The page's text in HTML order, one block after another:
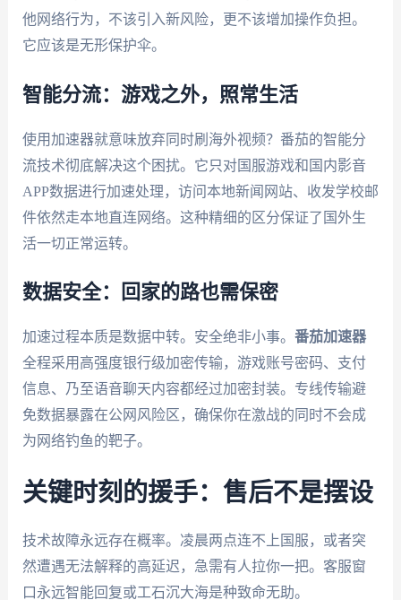
他网络行为，不该引入新风险，更不该增加操作负担。
它应该是无形保护伞。
智能分流：游戏之外，照常生活
使用加速器就意味放弃同时刷海外视频？番茄的智能分
流技术彻底解决这个困扰。它只对国服游戏和国内影音
APP数据进行加速处理，访问本地新闻网站、收发学校邮
件依然走本地直连网络。这种精细的区分保证了国外生
活一切正常运转。
数据安全：回家的路也需保密
加速过程本质是数据中转。安全绝非小事。 番茄加速器
全程采用高强度银行级加密传输，游戏账号密码、支付
信息、乃至语音聊天内容都经过加密封装。专线传输避
免数据暴露在公网风险区，确保你在激战的同时不会成
为网络钓鱼的靶子。
关键时刻的援手：售后不是摆设
技术故障永远存在概率。凌晨两点连不上国服，或者突
然遭遇无法解释的高延迟，急需有人拉你一把。客服窗
口永远智能回复或工石沉大海是种致命无助。